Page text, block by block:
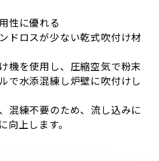
性に優れる
ドロスが少ない乾式吹付け材
機を使用し、圧縮空気で粉末
で水添混練し炉壁に吹付けし
混練不要のため、流し込みに
上します。